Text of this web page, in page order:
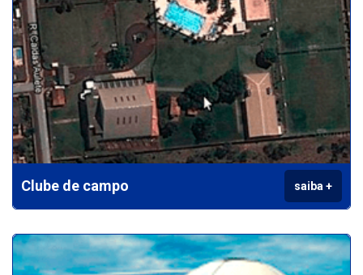
ACT PPR BV FINANCEIRA
CCT - PLR 2018-2019
Contribuição Sindical 201
BV Financeira - PR 2017/2
ACT - ITAÚ - 2015/2016
CCT 2016/2018
Clube de campo saiba +